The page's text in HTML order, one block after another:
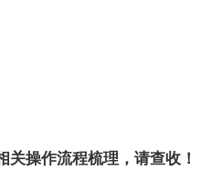
操作流程梳理，请查收！